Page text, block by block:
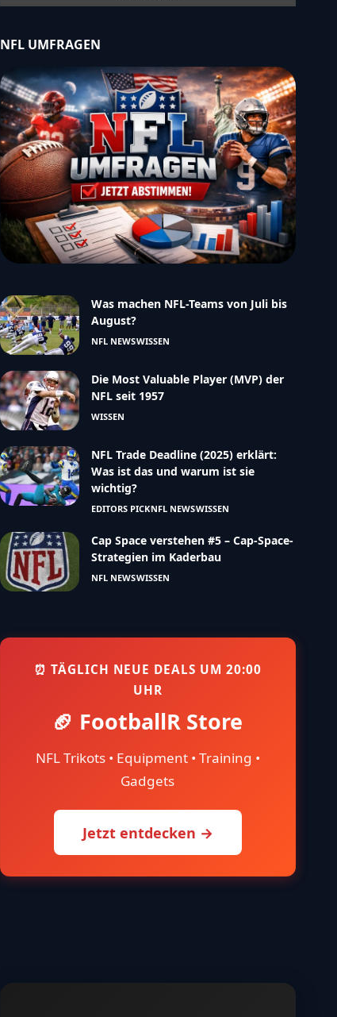
NFL UMFRAGEN
Was machen NFL-Teams von Juli bis
August?
NFL NEWSWISSEN
Die Most Valuable Player (MVP) der
NFL seit 1957
WISSEN
NFL Trade Deadline (2025) erklärt:
Was ist das und warum ist sie
wichtig?
EDITORS PICKNFL NEWSWISSEN
Cap Space verstehen #5 – Cap-Space-
Strategien im Kaderbau
NFL NEWSWISSEN
⏰ TÄGLICH NEUE DEALS UM 20:00
UHR
🏈 FootballR Store
NFL Trikots • Equipment • Training •
Gadgets
Jetzt entdecken →